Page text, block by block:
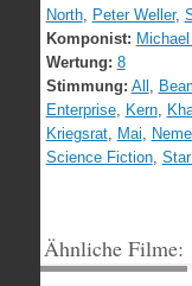
North, Peter Weller,
Komponist:
Wertung: 8
Stimmung: All ,
Enterprise, Kern,
Kriegsrat, Mai,
Science Fiction,
Ähnliche Filme: